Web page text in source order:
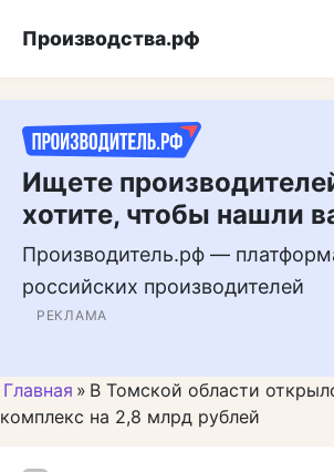
Подписывайтесь на нас
Производства.рф
Ищете
хотите, чтобы нашли
Производитель.рф —
российских производителей
РЕКЛАМА
Главная » В Томской области
комплекс на 2,8 млрд рублей